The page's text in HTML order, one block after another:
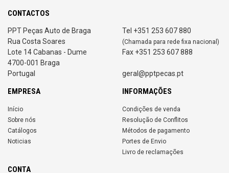
CONTACTOS
PPT Peças Auto de Braga
Rua Costa Soares
Lote 14 Cabanas - Dume
4700-001 Braga
Portugal
Tel +351 253 607 880
(Chamada para rede fixa nacional)
Fax +351 253 607 888
geral@pptpecas.pt
EMPRESA
Início
Sobre nós
Catálogos
Noticias
INFORMAÇÕES
Condições de venda
Resolução de Conflitos
Métodos de pagamento
Portes de Envio
Livro de reclamações
CONTA